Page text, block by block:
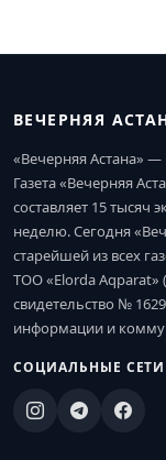
ВЕЧЕРНЯЯ
«Вечерняя Астана»
Газета «Вечерняя
составляет 15 тысяч
неделю. Сегодня
старейшей из всех
ТОО «Elorda Aqparat»
свидетельство №
информации и
СОЦИАЛЬНЫЕ СЕТИ